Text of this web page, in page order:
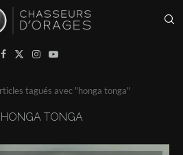
tagués avec "honga tonga"
HONGA TONGA